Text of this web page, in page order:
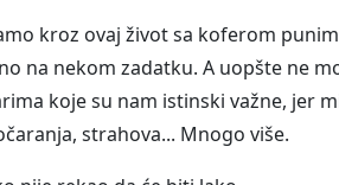
kroz ovaj život sa koferom
na nekom zadatku. A uopšte ne
koje su nam istinski važne, jer
strahova... Mnogo više.